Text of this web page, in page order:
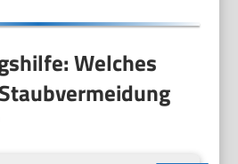
Welches